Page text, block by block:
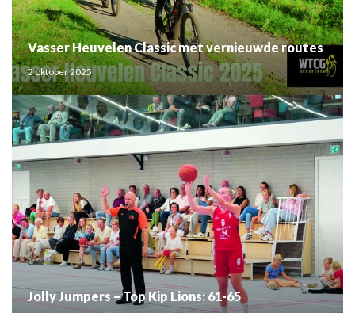
Vasser Heuvelen Classic met vernieuwde routes
2 oktober 2025
Jolly Jumpers – Top Kip Lions: 61-65